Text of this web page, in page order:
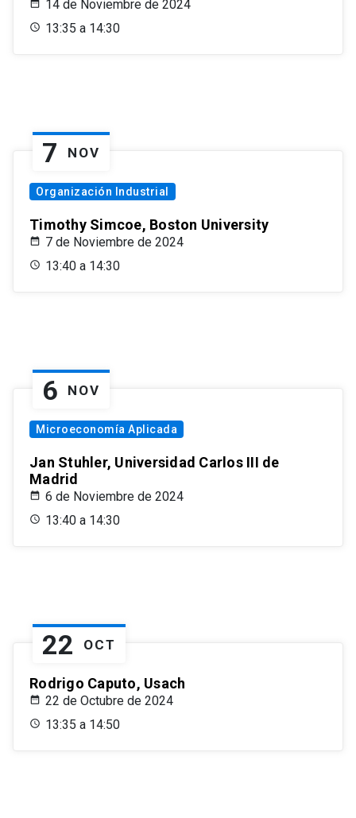
14 de Noviembre de 2024
13:35 a 14:30
7 NOV
Organización Industrial
Timothy Simcoe, Boston University
7 de Noviembre de 2024
13:40 a 14:30
6 NOV
Microeconomía Aplicada
Jan Stuhler, Universidad Carlos III de
Madrid
6 de Noviembre de 2024
13:40 a 14:30
22 OCT
Rodrigo Caputo, Usach
22 de Octubre de 2024
13:35 a 14:50